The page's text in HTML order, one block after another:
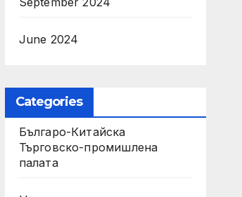
June 2024
Categories
Българо-Китайска
Търговско-промишлена
палaта